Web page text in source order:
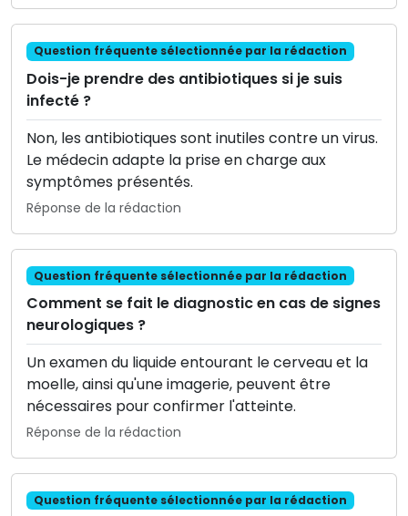
Question fréquente sélectionnée par la rédaction
Dois-je prendre des antibiotiques si je suis
infecté ?
Non, les antibiotiques sont inutiles contre un virus.
Le médecin adapte la prise en charge aux
symptômes présentés.
Réponse de la rédaction
Question fréquente sélectionnée par la rédaction
Comment se fait le diagnostic en cas de signes
neurologiques ?
Un examen du liquide entourant le cerveau et la
moelle, ainsi qu'une imagerie, peuvent être
nécessaires pour confirmer l'atteinte.
Réponse de la rédaction
Question fréquente sélectionnée par la rédaction